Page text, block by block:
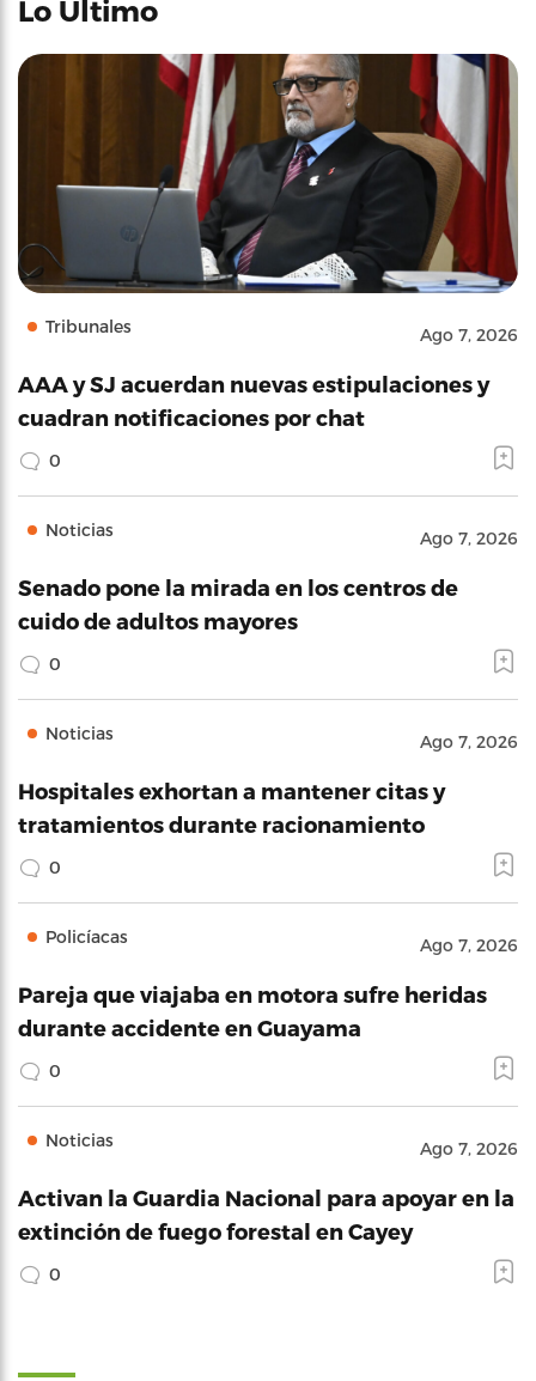
Lo Último
Tribunales Ago 7, 2026
AAA y SJ acuerdan nuevas estipulaciones y
cuadran notificaciones por chat
0
Noticias Ago 7, 2026
Senado pone la mirada en los centros de
cuido de adultos mayores
0
Noticias Ago 7, 2026
Hospitales exhortan a mantener citas y
tratamientos durante racionamiento
0
Policíacas Ago 7, 2026
Pareja que viajaba en motora sufre heridas
durante accidente en Guayama
0
Noticias Ago 7, 2026
Activan la Guardia Nacional para apoyar en la
extinción de fuego forestal en Cayey
0